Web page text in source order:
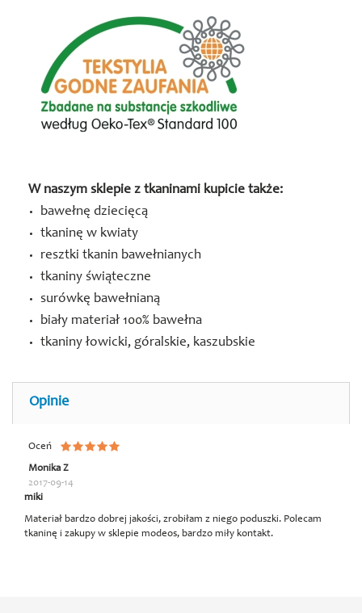
W naszym sklepie z tkaninami kupicie także:
bawełnę dziecięcą
tkaninę w kwiaty
resztki tkanin bawełnianych
tkaniny świąteczne
surówkę bawełnianą
biały materiał 100% bawełna
tkaniny łowicki, góralskie, kaszubskie
Opinie
Oceń
Monika Z
2017-09-14
miki
Materiał bardzo dobrej jakości, zrobiłam z niego poduszki. Polecam
tkaninę i zakupy w sklepie modeos, bardzo miły kontakt.